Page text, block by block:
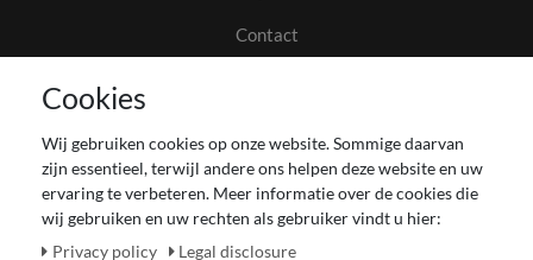
Contact
Impressum
Herroepingsrecht voor verbruiker
Betaling en levering
Onze Fashion Store
Cookies
Wij gebruiken cookies op onze website. Sommige daarvan
zijn essentieel, terwijl andere ons helpen deze website en uw
ervaring te verbeteren. Meer informatie over de cookies die
wij gebruiken en uw rechten als gebruiker vindt u hier:
Privacy policy
Legal disclosure